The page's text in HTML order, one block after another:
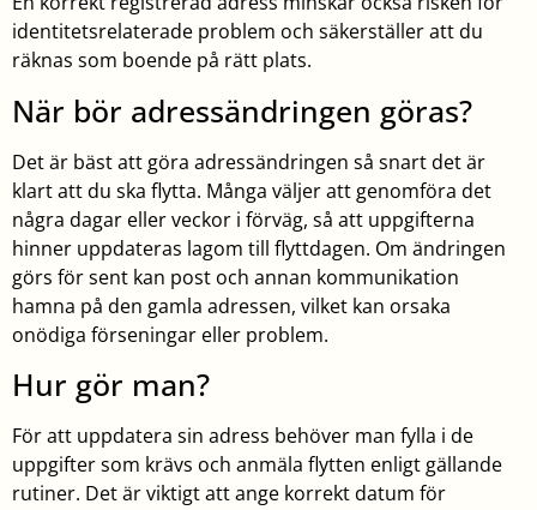
identitetsrelaterade problem och säkerställer att du
räknas som boende på rätt plats.
När bör adressändringen göras?
Det är bäst att göra adressändringen så snart det är
klart att du ska flytta. Många väljer att genomföra det
några dagar eller veckor i förväg, så att uppgifterna
hinner uppdateras lagom till flyttdagen. Om ändringen
görs för sent kan post och annan kommunikation
hamna på den gamla adressen, vilket kan orsaka
onödiga förseningar eller problem.
Hur gör man?
För att uppdatera sin adress behöver man fylla i de
uppgifter som krävs och anmäla flytten enligt gällande
rutiner. Det är viktigt att ange korrekt datum för